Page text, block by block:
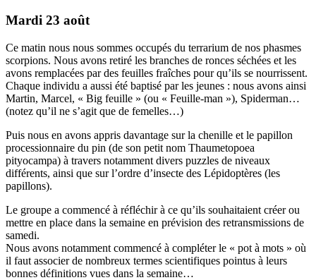
Mardi 23 août
Ce matin nous nous sommes occupés du terrarium de nos phasmes
scorpions. Nous avons retiré les branches de ronces séchées et les
avons remplacées par des feuilles fraîches pour qu’ils se nourrissent.
Chaque individu a aussi été baptisé par les jeunes : nous avons ainsi
Martin, Marcel, « Big feuille » (ou « Feuille-man »), Spiderman…
(notez qu’il ne s’agit que de femelles…)
Puis nous en avons appris davantage sur la chenille et le papillon
processionnaire du pin (de son petit nom Thaumetopoea
pityocampa) à travers notamment divers puzzles de niveaux
différents, ainsi que sur l’ordre d’insecte des Lépidoptères (les
papillons).
Le groupe a commencé à réfléchir à ce qu’ils souhaitaient créer ou
mettre en place dans la semaine en prévision des retransmissions de
samedi.
Nous avons notamment commencé à compléter le « pot à mots » où
il faut associer de nombreux termes scientifiques pointus à leurs
bonnes définitions vues dans la semaine…